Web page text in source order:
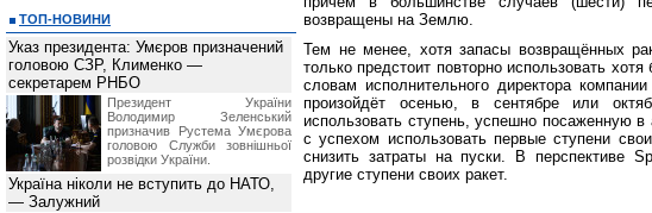
возвращены на Землю.
Тем не менее, хотя запасы возвращённых
только предстоит повторно использовать
словам исполнительного директора
произойдёт осенью, в сентябре или
использовать ступень, успешно посаженную
с успехом использовать первые ступени
снизить затраты на пуски. В перспективе
другие ступени своих ракет.
ТОП-НОВИНИ
Указ президента: Умєров призначений
головою СЗР, Клименко —
секретарем РНБО
Президент України
Володимир Зеленський
призначив Pустема Умєрова
головою Служби зовнішньої
розвідки України.
Україна ніколи не вступить до НАТО,
— Залужний